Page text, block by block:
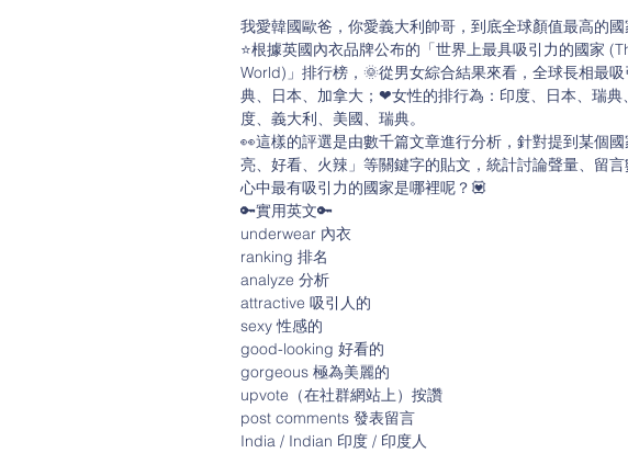
我愛韓國歐爸，你愛義大利帥哥，到底全球顏值最高的
⭐根據英國內衣品牌公布的「世界上最具吸引力的國家
World)」排行榜，🌞從男女綜合結果來看，全球長相最
典、日本、加拿大；❤女性的排行為：印度、日本、瑞
度、義大利、美國、瑞典。
👀這樣的評選是由數千篇文章進行分析，針對提到某個
亮、好看、火辣」等關鍵字的貼文，統計討論聲量、留
心中最有吸引力的國家是哪裡呢？💟
🔑實用英文🔑
underwear 內衣
ranking 排名
analyze 分析
attractive 吸引人的
sexy 性感的
good-looking 好看的
gorgeous 極為美麗的
upvote（在社群網站上）按讚
post comments 發表留言
India / Indian 印度 / 印度人